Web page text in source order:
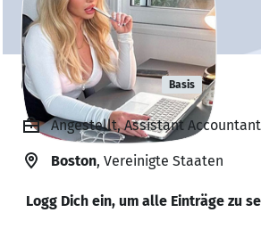
Grace Wade Basis
Angestellt, Assistant
Boston, Vereinigte Staaten
Logg Dich ein, um alle Einträge zu